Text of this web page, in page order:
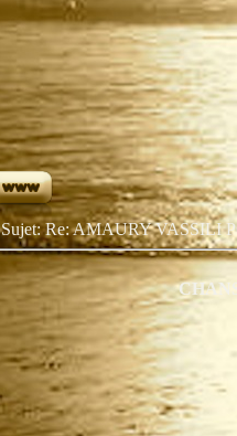
Sujet: Re: AMAURY VASSILI